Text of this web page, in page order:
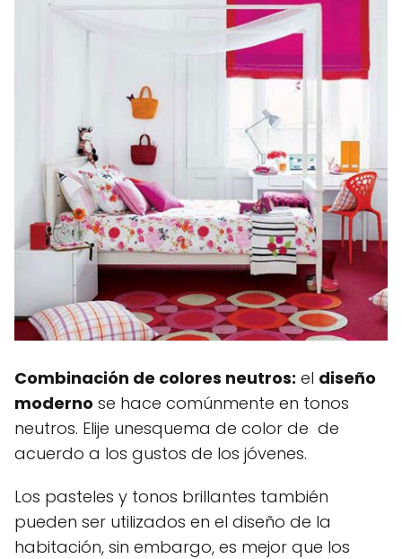
Combinación de colores neutros: el diseño
moderno se hace comúnmente en tonos
neutros. Elije unesquema de color de de
acuerdo a los gustos de los jóvenes.
Los pasteles y tonos brillantes también
pueden ser utilizados en el diseño de la
habitación, sin embargo, es mejor que los